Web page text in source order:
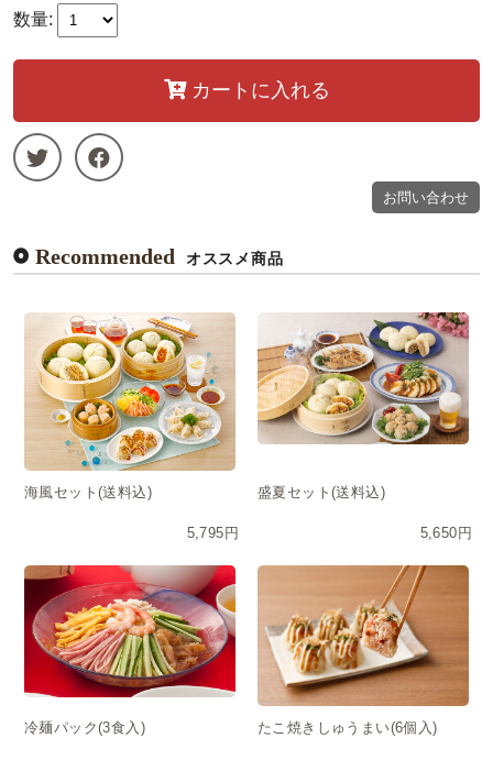
数量:
カートに入れる
お問い合わせ
Recommended オススメ商品
海風セット(送料込)
5,795円
盛夏セット(送料込)
5,650円
冷麺パック(3食入) たこ焼きしゅうまい(6個入)